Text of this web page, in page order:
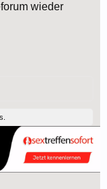
wieder